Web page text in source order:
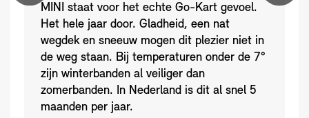
MINI staat voor het echte Go-Kart gevoel.
Het hele jaar door. Gladheid, een nat
wegdek en sneeuw mogen dit plezier niet in
de weg staan. Bij temperaturen onder de 7°
zijn winterbanden al veiliger dan
zomerbanden. In Nederland is dit al snel 5
maanden per jaar.